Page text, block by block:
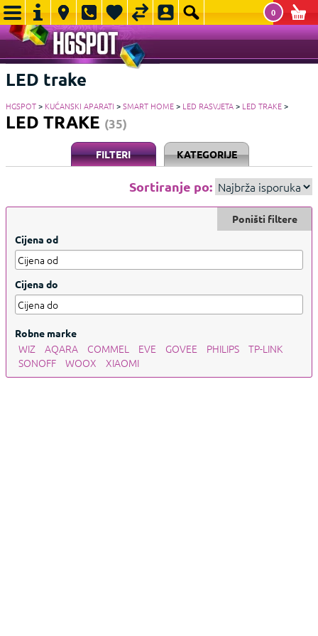
0
LED trake
HGSPOT> KUĆANSKI APARATI >SMART HOME> LED RASVJETA> LED TRAKE>
LED TRAKE (35)
FILTERI KATEGORIJE
Sortiranje po:
Cijena od
Cijena do
Robne marke
WIZ AQARA COMMEL EVE GOVEE PHILIPS
TP-LINK
SONOFF
WOOX XIAOMI
Poništi filtere